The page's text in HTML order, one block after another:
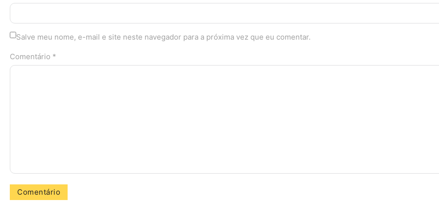
Salve meu nome, e-mail e site neste navegador para a próxima vez que eu comentar.
Comentário *